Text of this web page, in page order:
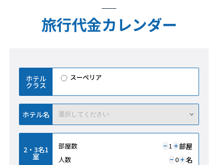
旅行代金カレンダー
ホテル
クラス
スーペリア
ホテル名
2・3名1
室
部屋数 − 1 ＋部屋
人数 − 0 ＋ 名